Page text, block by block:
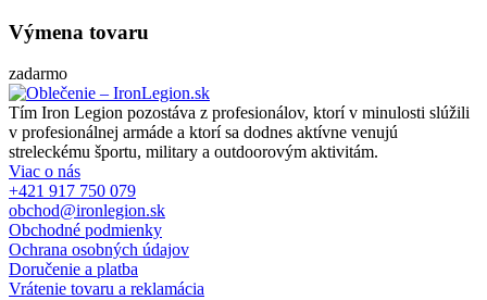
Výmena tovaru
zadarmo
Tím Iron Legion pozostáva z profesionálov, ktorí v minulosti slúžili
v profesionálnej armáde a ktorí sa dodnes aktívne venujú
streleckému športu, military a outdoorovým aktivitám.
Viac o nás
+421 917 750 079
obchod@ironlegion.sk
Obchodné podmienky
Ochrana osobných údajov
Doručenie a platba
Vrátenie tovaru a reklamácia